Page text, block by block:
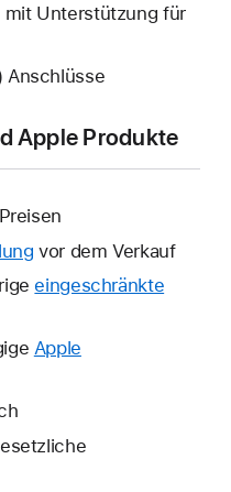
mit Unterstützung für
Anschlüsse
Apple Produkte
vor dem Verkauf
eingeschränkte
Apple